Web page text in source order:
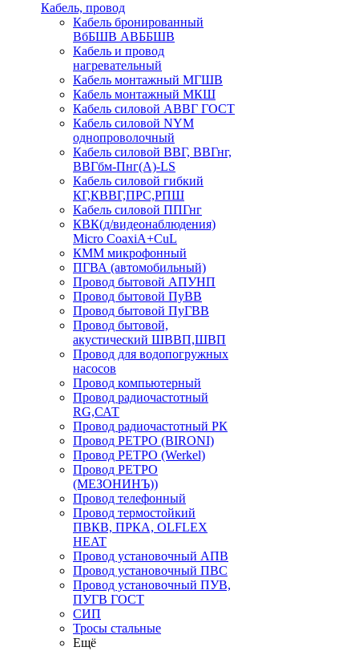
Кабель, провод
Кабель бронированный
ВбБШВ АВББШВ
Кабель и провод
нагревательный
Кабель монтажный МГШВ
Кабель монтажный МКШ
Кабель силовой АВВГ ГОСТ
Кабель силовой NYM
однопроволочный
Кабель силовой ВВГ, ВВГнг,
ВВГбм-Пнг(А)-LS
Кабель силовой гибкий
КГ,КВВГ,ПРС,РПШ
Кабель силовой ППГнг
КВК(д/видеонаблюдения)
Micro CoaxiA+CuL
КММ микрофонный
ПГВА (автомобильный)
Провод бытовой АПУНП
Провод бытовой ПуВВ
Провод бытовой ПуГВВ
Провод бытовой,
акустический ШВВП,ШВП
Провод для водопогружных
насосов
Провод компьютерный
Провод радиочастотный
RG,САТ
Провод радиочастотный РК
Провод РЕТРО (BIRONI)
Провод РЕТРО (Werkel)
Провод РЕТРО
(МЕЗОНИНЪ))
Провод телефонный
Провод термостойкий
ПВКВ, ПРКА, OLFLEX
HEAT
Провод установочный АПВ
Провод установочный ПВС
Провод установочный ПУВ,
ПУГВ ГОСТ
СИП
Тросы стальные
Ещё